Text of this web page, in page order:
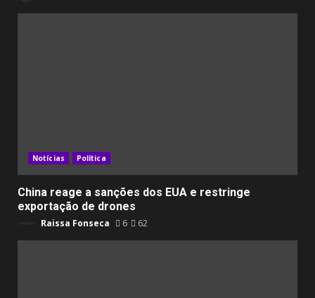
Notícias Política
China reage a sanções dos EUA e restringe
exportação de drones
Raissa Fonseca 6 62